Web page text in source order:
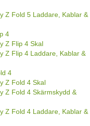
Z Fold 5 Laddare, Kablar &
4
Z Flip 4 Skal
Z Flip 4 Laddare, Kablar &
4
Z Fold 4 Skal
Z Fold 4 Skärmskydd &
Z Fold 4 Laddare, Kablar &